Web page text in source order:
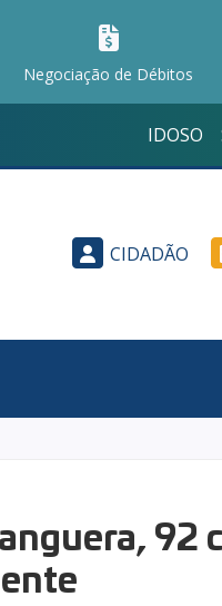
Negociação de Débitos
IDOSO
CIDADÃO
92